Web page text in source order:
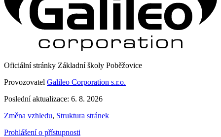
Oficiální stránky Základní školy Poběžovice
Provozovatel Galileo Corporation s.r.o.
Poslední aktualizace: 6. 8. 2026
Změna vzhledu, Struktura stránek
Prohlášení o přístupnosti